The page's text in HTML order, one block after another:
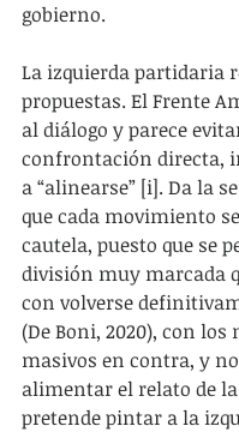
gobierno.
La izquierda partidaria
propuestas. El Frente
al diálogo y parece
confrontación directa,
a “alinearse” [i]. Da la
que cada movimiento
cautela, puesto que se
división muy marcada
con volverse
(De Boni, 2020), con los
masivos en contra, y
alimentar el relato de
pretende pintar a la